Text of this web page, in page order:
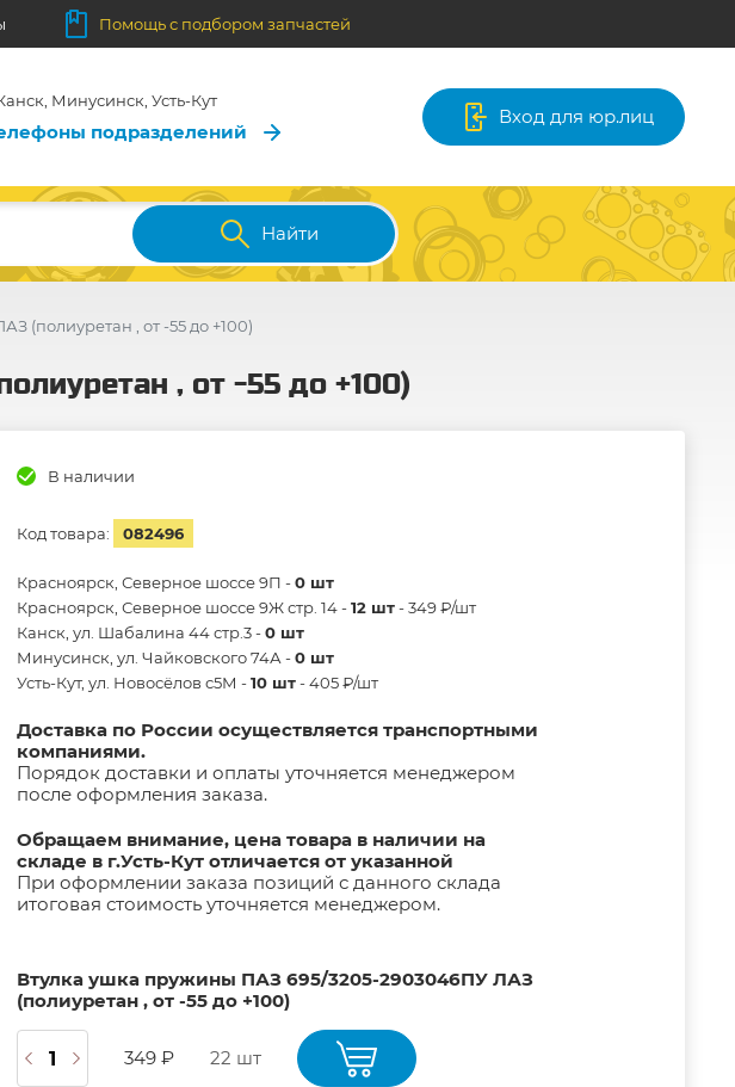
Помощь с подбором запчастей
Минусинск, Усть-Кут
подразделений
Вход для юр.лиц
Найти
(полиуретан , от -55 до +100)
, от -55 до +100)
В наличии
Код товара: 082496
Красноярск, Северное шоссе 9П -0 шт
Красноярск, Северное шоссе 9Ж стр. 14 -12 шт- 349 ₽/шт
Канск, ул. Шабалина 44 стр.3 -0 шт
Минусинск, ул. Чайковского 74А -0 шт
Усть-Кут, ул. Новосёлов с5М -10 шт- 405 ₽/шт
Доставка по России осуществляется транспортными
компаниями.
Порядок доставки и оплаты уточняется менеджером
после оформления заказа.
Обращаем внимание, цена товара в наличии на
складе в г.Усть-Кут отличается от указанной
При оформлении заказа позиций с данного склада
итоговая стоимость уточняется менеджером.
Втулка ушка пружины ПАЗ 695/3205-2903046ПУ ЛАЗ
(полиуретан , от -55 до +100)
349 ₽ 22 шт